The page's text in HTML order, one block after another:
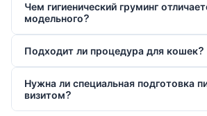
Чем гигиенический груминг
модельного?
Подходит ли процедура для кошек?
Нужна ли специальная подготовка
визитом?